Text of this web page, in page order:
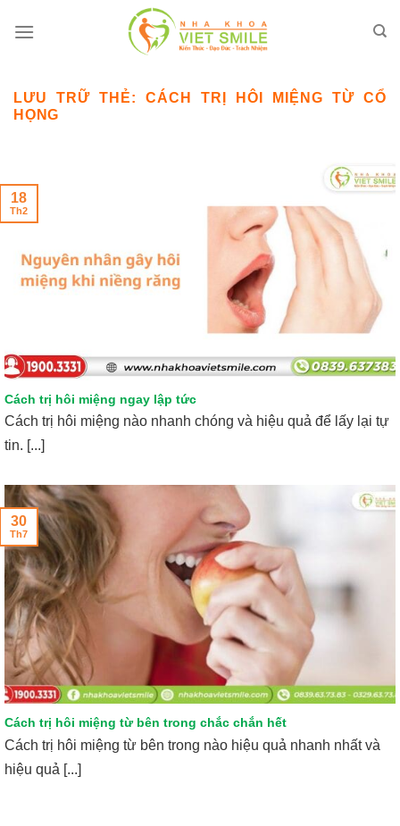
qua
LƯU TRỮ THẺ:CÁCH TRỊ HÔI MIỆNG TỪ CỔ
HỌNG
Cách trị hôi miệng ngay lập tức
Cách trị hôi miệng nào nhanh chóng và hiệu quả để lấy lại tự
tin. [...]
18
Th2
Cách trị hôi miệng từ bên trong chắc chắn hết
Cách trị hôi miệng từ bên trong nào hiệu quả nhanh nhất và
hiệu quả [...]
30
Th7